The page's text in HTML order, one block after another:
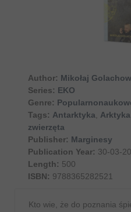
Author: Mikołaj
Series: EKO
Genre:
Tags: Antarktyka, Arktyka
zwierzęta
Publisher: Marginesy
Publication Year: 30-03-
Length: 500
ISBN: 9788365282521
Kto wie, że do poznania